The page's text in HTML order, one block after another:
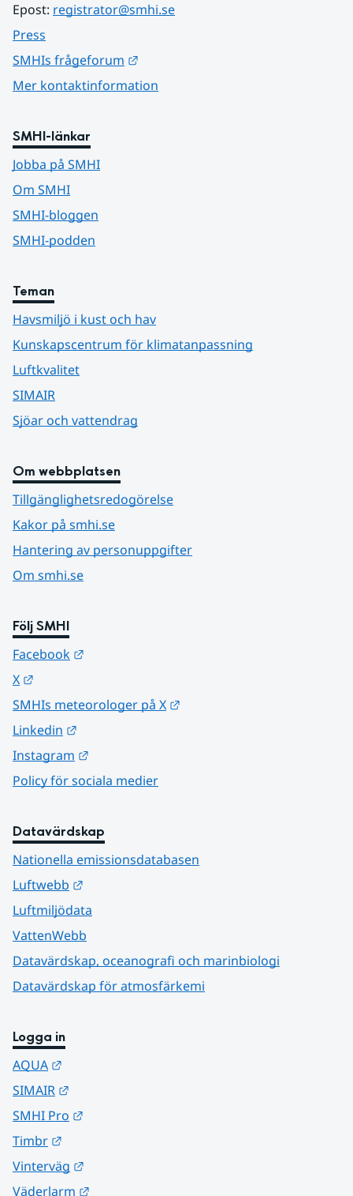
Epost: registrator@smhi.se
Press
SMHIs frågeforum
Mer kontaktinformation
SMHI-länkar
Jobba på SMHI
Om SMHI
SMHI-bloggen
SMHI-podden
Teman
Havsmiljö i kust och hav
Kunskapscentrum för klimatanpassning
Luftkvalitet
SIMAIR
Sjöar och vattendrag
Om webbplatsen
Tillgänglighetsredogörelse
Kakor på smhi.se
Hantering av personuppgifter
Om smhi.se
Följ SMHI
Facebook
X
SMHIs meteorologer på X
Linkedin
Instagram
Policy för sociala medier
Datavärdskap
Nationella emissionsdatabasen
Luftwebb
Luftmiljödata
VattenWebb
Datavärdskap, oceanografi och marinbiologi
Datavärdskap för atmosfärkemi
Logga in
AQUA
SIMAIR
SMHI Pro
Timbr
Vinterväg
Väderlarm